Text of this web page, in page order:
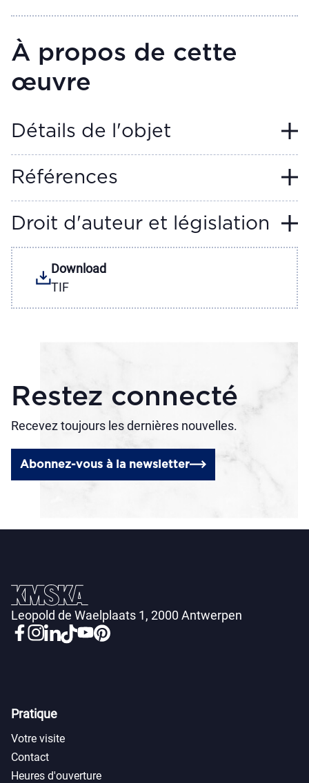
À propos de cette
œuvre
Détails de l'objet
Références
Droit d'auteur et législation
Download
TIF
Restez connecté
Recevez toujours les dernières nouvelles.
Abonnez-vous à la newsletter
Leopold de Waelplaats 1, 2000 Antwerpen
Pratique
Votre visite
Contact
Heures d'ouverture